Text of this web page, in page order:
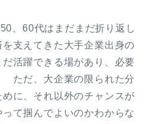
、60代はまだまだ折り返し
支えてきた大手企業出身の
活躍できる場があり、必要
ただ、大企業の限られた分
に、それ以外のチャンスが
て掴んでよいのかわからな